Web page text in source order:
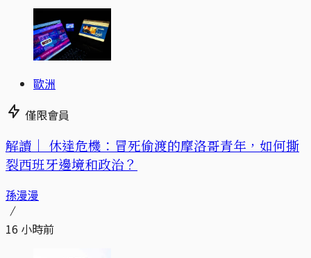
歐洲
僅限會員
解讀｜ 休達危機：冒死偷渡的摩洛哥青年，如何撕
裂西班牙邊境和政治？
孫漫漫
16 小時前